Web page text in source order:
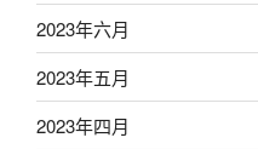
2023年六月
2023年五月
2023年四月